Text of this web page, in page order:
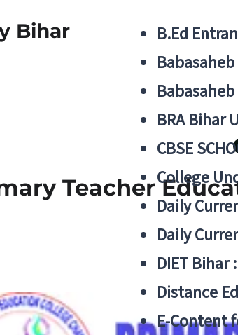
Bihar
B.Ed
BRA Bihar
CBSE
College
Daily
Daily
DIET
Distance
E-Content
Teacher